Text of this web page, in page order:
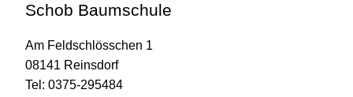
Schob Baumschule
Am Feldschlösschen 1
08141 Reinsdorf
Tel: 0375-295484